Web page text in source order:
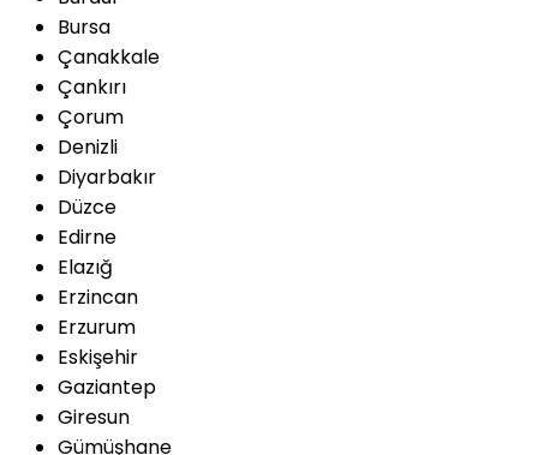
Bursa
Çanakkale
Çankırı
Çorum
Denizli
Diyarbakır
Düzce
Edirne
Elazığ
Erzincan
Erzurum
Eskişehir
Gaziantep
Giresun
Gümüşhane